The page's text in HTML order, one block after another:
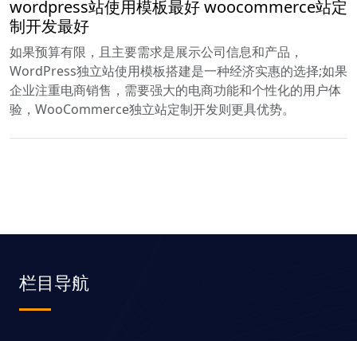
wordpress站使用模板最好 woocommerce站定
制开发最好
如果预算有限，且主要需求是展示公司信息和产品，
WordPress独立站使用模板搭建是一种经济实惠的选择;如果
企业注重电商销售，需要强大的电商功能和个性化的用户体
验，WooCommerce独立站定制开发则更具优势。
栏目导航